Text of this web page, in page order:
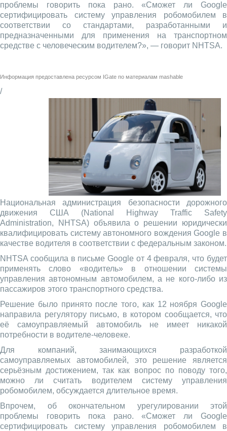
проблемы говорить пока рано. «Сможет ли Google
сертифицировать систему управления робомобилем в
соответствии со стандартами, разработанными и
предназначенными для применения на транспортном
средстве с человеческим водителем?», — говорит NHTSA.
Информация предоставлена ресурсом IGate по материалам mashable
/
Национальная администрация безопасности дорожного
движения США (National Highway Traffic Safety
Administration, NHTSA) объявила о решении юридически
квалифицировать систему автономного вождения Google в
качестве водителя в соответствии с федеральным законом.
NHTSA сообщила в письме Google от 4 февраля, что будет
применять слово «водитель» в отношении системы
управления автономным автомобилем, а не кого-либо из
пассажиров этого транспортного средства.
Решение было принято после того, как 12 ноября Google
направила регулятору письмо, в котором сообщается, что
её самоуправляемый автомобиль не имеет никакой
потребности в водителе-человеке.
Для компаний, занимающихся разработкой
самоуправляемых автомобилей, это решение является
серьёзным достижением, так как вопрос по поводу того,
можно ли считать водителем систему управления
робомобилем, обсуждается длительное время.
Впрочем, об окончательном урегулировании этой
проблемы говорить пока рано. «Сможет ли Google
сертифицировать систему управления робомобилем в